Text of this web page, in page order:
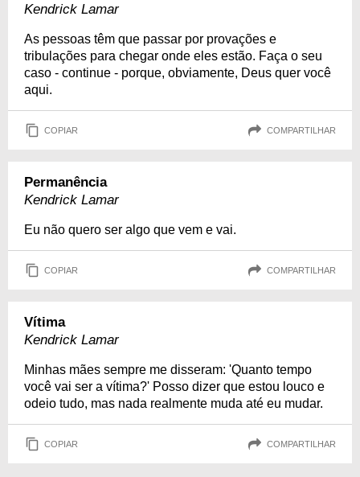
Kendrick Lamar
As pessoas têm que passar por provações e
tribulações para chegar onde eles estão. Faça o seu
caso - continue - porque, obviamente, Deus quer você
aqui.
COPIAR COMPARTILHAR
Permanência
Kendrick Lamar
Eu não quero ser algo que vem e vai.
COPIAR COMPARTILHAR
Vítima
Kendrick Lamar
Minhas mães sempre me disseram: 'Quanto tempo
você vai ser a vítima?' Posso dizer que estou louco e
odeio tudo, mas nada realmente muda até eu mudar.
COPIAR COMPARTILHAR